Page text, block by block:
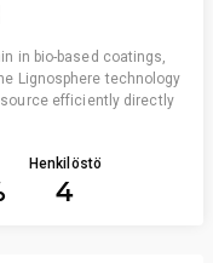
in bio-based coatings,
Lignosphere technology
efficiently directly
Henkilöstö
4